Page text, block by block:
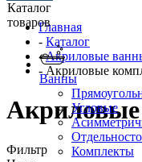
Каталог
товаров
Ванны
Угловые
Комплекты
Главная
- Каталог
-Акриловые
- Акриловые
Фильтр